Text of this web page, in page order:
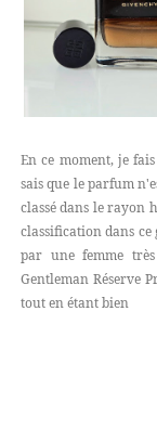
En ce moment, je
sais que le parfum
classé dans le rayon
classification dans
par une femme
Gentleman Réserve
tout en étant bien